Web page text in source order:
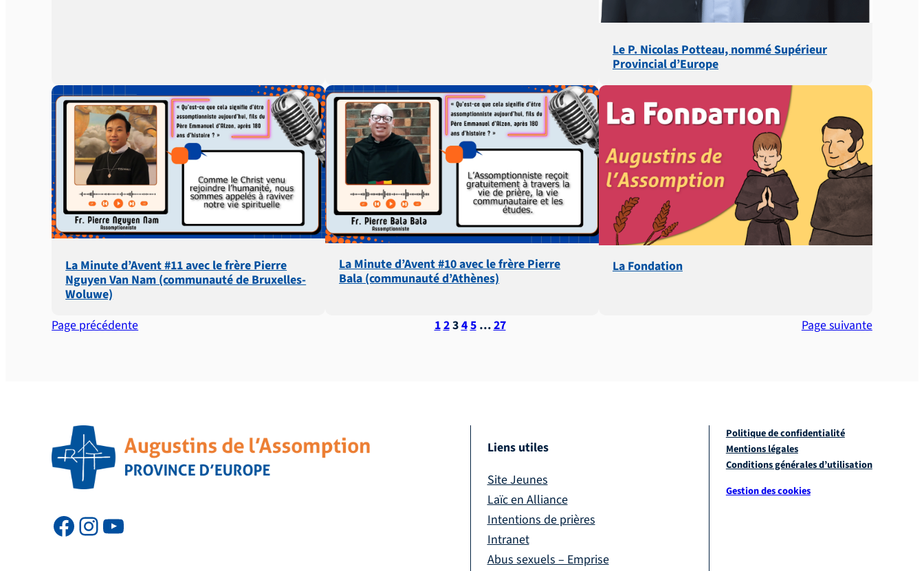
Le P. Nicolas Potteau, nommé Supérieur
Provincial d’Europe
La Minute d’Avent #11 avec le frère Pierre
Nguyen Van Nam (communauté de Bruxelles-
Woluwe)
La Minute d’Avent #10 avec le frère Pierre
Bala (communauté d’Athènes)
La Fondation
Page précédente 12345 …27 Page suivante
Liens utiles
Site Jeunes
Laïc en Alliance
Intentions de prières
Intranet
Abus sexuels – Emprise
Politique de confidentialité
Mentions légales
Conditions générales d’utilisation
Gestion des cookies